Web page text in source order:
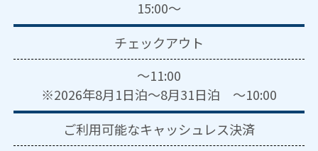
15:00～
チェックアウト
～11:00
※2026年8月1日泊～8月31日泊 ～10:00
ご利用可能なキャッシュレス決済